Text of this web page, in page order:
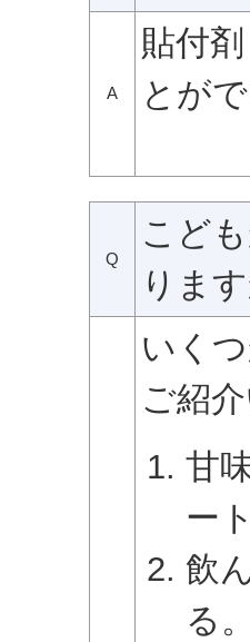
A
貼付
とが
Q
こど
りま
いく
ご紹
甘
ー
飲
る。